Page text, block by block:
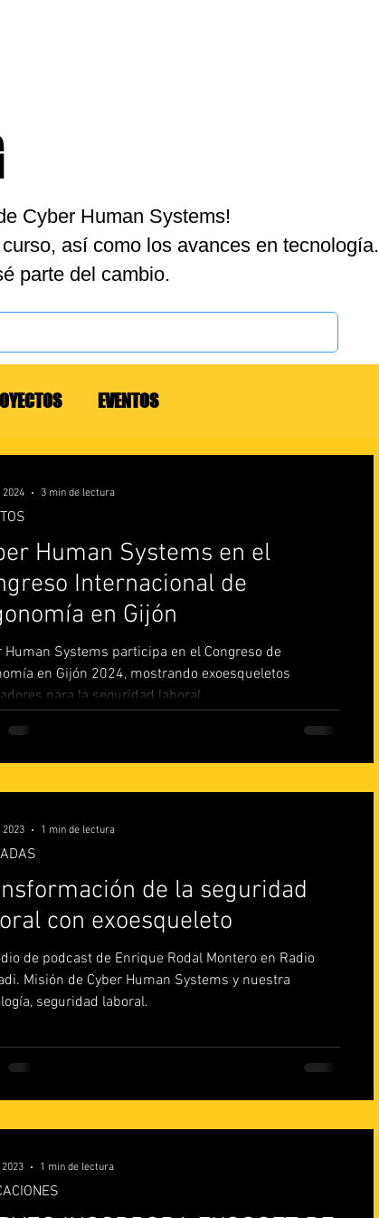
Cyber Human Systems!
así como los avances en tecnología.
parte del cambio.
EVENTOS
Human Systems en el
Internacional de
en Gijón
Human Systems participa en el Congreso de
en Gijón 2024, mostrando exoesqueletos
para la seguridad laboral.
2024 3 min de lectura
de la seguridad
con exoesqueleto
de podcast de Enrique Rodal Montero en Radio
Misión de Cyber Human Systems y nuestra
seguridad laboral.
2023 1 min de lectura
1 min de lectura